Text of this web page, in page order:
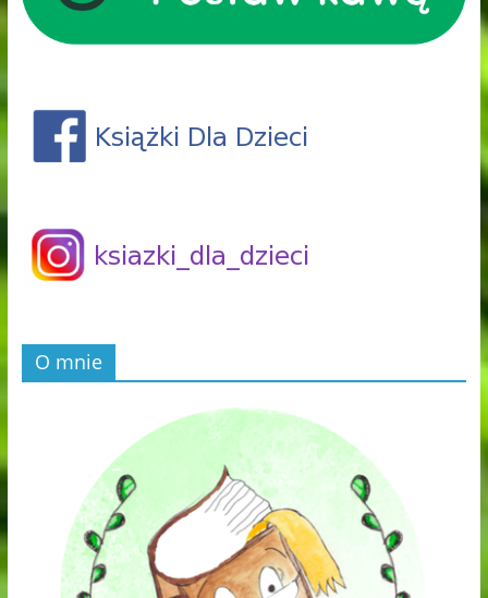
O mnie